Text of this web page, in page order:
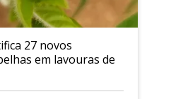
27 novos
em lavouras de